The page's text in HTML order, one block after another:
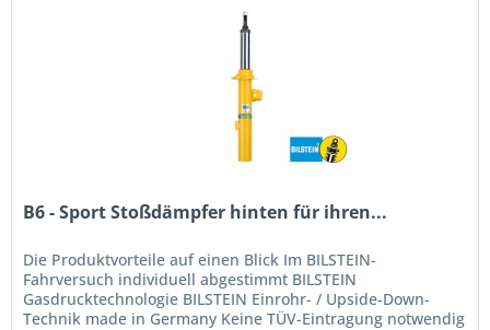
B6 - Sport Stoßdämpfer hinten für ihren...
Die Produktvorteile auf einen Blick Im BILSTEIN-
Fahrversuch individuell abgestimmt BILSTEIN
Gasdrucktechnologie BILSTEIN Einrohr- / Upside-Down-
Technik made in Germany Keine TÜV-Eintragung notwendig